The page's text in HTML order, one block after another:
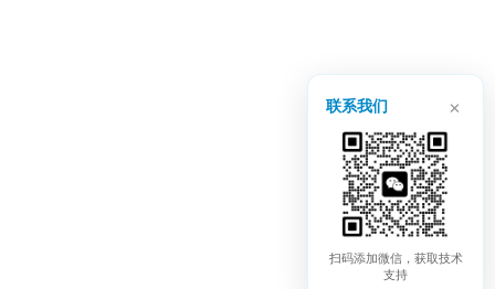
联系我们 ×
扫码添加微信，获取技术
支持